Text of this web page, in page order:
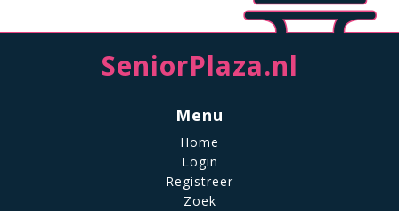
SeniorPlaza.nl
Menu
Home
Login
Registreer
Zoek